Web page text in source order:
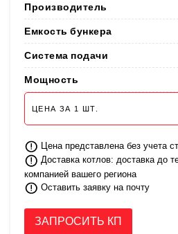
Производитель
Емкость бункера
Система подачи
Мощность
ЦЕНА ЗА 1 ШТ.
Цена представлена без учета
Доставка котлов: доставка до
компанией вашего региона
Оставить заявку на почту
ЗАПРОСИТЬ КП